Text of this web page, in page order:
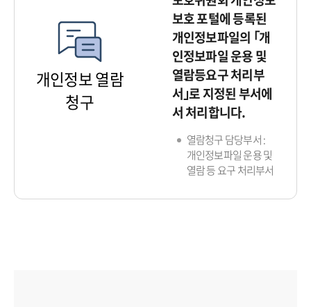
개인정보 열람
청구
보호 포털에 등록된
개인정보파일의 ｢개
인정보파일 운용 및
열람등요구 처리부
서｣로 지정된 부서에
서 처리합니다.
열람청구 담당부서 :
개인정보파일 운용 및
열람 등 요구 처리부서